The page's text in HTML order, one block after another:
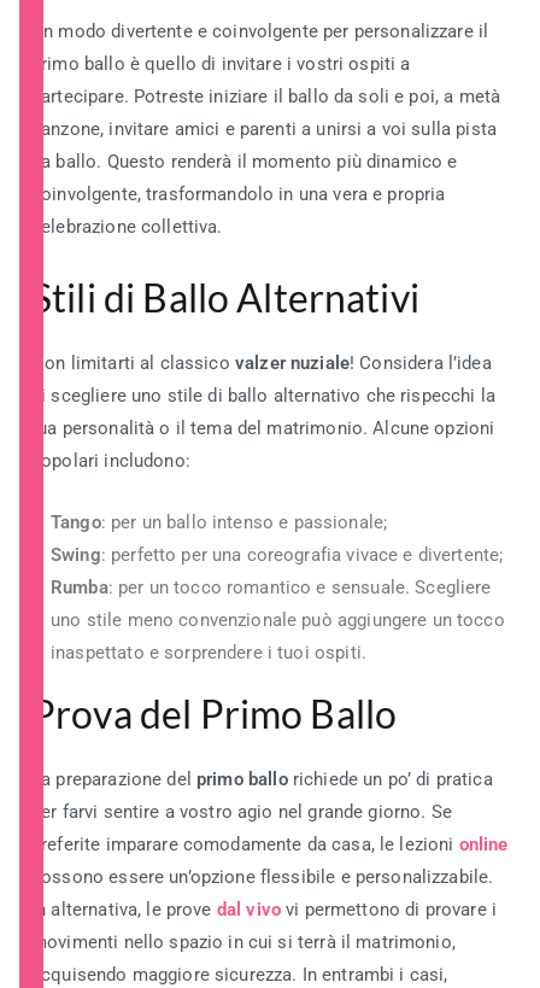
Un modo divertente e coinvolgente per personalizzare il
primo ballo è quello di invitare i vostri ospiti a
partecipare. Potreste iniziare il ballo da soli e poi, a metà
canzone, invitare amici e parenti a unirsi a voi sulla pista
da ballo. Questo renderà il momento più dinamico e
coinvolgente, trasformandolo in una vera e propria
celebrazione collettiva.
Stili di Ballo Alternativi
Non limitarti al classico valzer nuziale! Considera l’idea
di scegliere uno stile di ballo alternativo che rispecchi la
tua personalità o il tema del matrimonio. Alcune opzioni
popolari includono:
Tango: per un ballo intenso e passionale;
Swing: perfetto per una coreografia vivace e divertente;
Rumba: per un tocco romantico e sensuale. Scegliere
uno stile meno convenzionale può aggiungere un tocco
inaspettato e sorprendere i tuoi ospiti.
Prova del Primo Ballo
La preparazione del primo ballorichiede un po’ di pratica
per farvi sentire a vostro agio nel grande giorno. Se
preferite imparare comodamente da casa, le lezioni online
possono essere un’opzione flessibile e personalizzabile.
In alternativa, le prove dal vivovi permettono di provare i
movimenti nello spazio in cui si terrà il matrimonio,
acquisendo maggiore sicurezza. In entrambi i casi,